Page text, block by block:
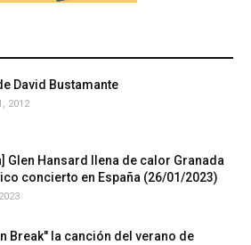
David Bustamante
2012
Glen Hansard llena de calor Granada
concierto en España (26/01/2023)
Break" la canción del verano de